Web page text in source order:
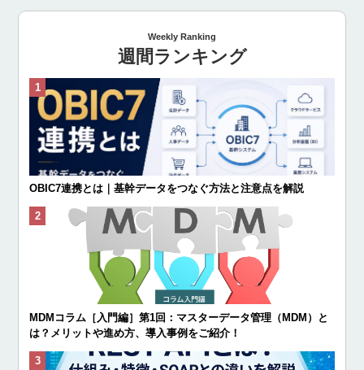
Weekly Ranking
週間ランキング
OBIC7連携とは｜基幹データをつなぐ方法と注意点を解説
MDMコラム［入門編］第1回：マスターデータ管理（MDM）と
は？メリットや進め方、導入事例をご紹介！